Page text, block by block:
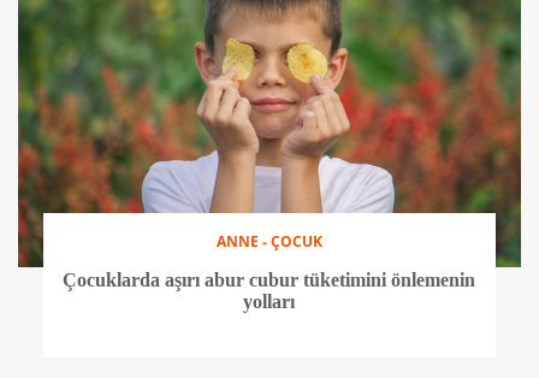
ANNE - ÇOCUK
Çocuklarda aşırı abur cubur tüketimini önlemenin
yolları